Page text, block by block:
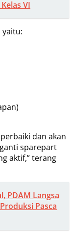
VI
yaitu:
dan akan
sparepart
aktif,” terang
PDAM Langsa
Pasca